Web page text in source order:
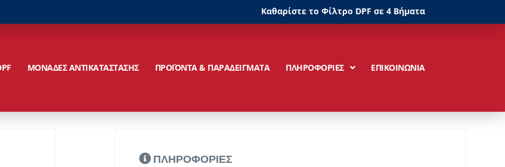
Καθαρίστε το Φίλτρο DPF σε 4 Βήματα
ΜΟΝΑΔΕΣ ΑΝΤΙΚΑΤΑΣΤΑΣΗΣ ΠΡΟΪΟΝΤΑ & ΠΑΡΑΔΕΙΓΜΑΤΑ ΠΛΗΡΟΦΟΡΙΕΣ ΕΠΙΚΟΙΝΩΝΙΑ
ΠΛΗΡΟΦΟΡΙΕΣ